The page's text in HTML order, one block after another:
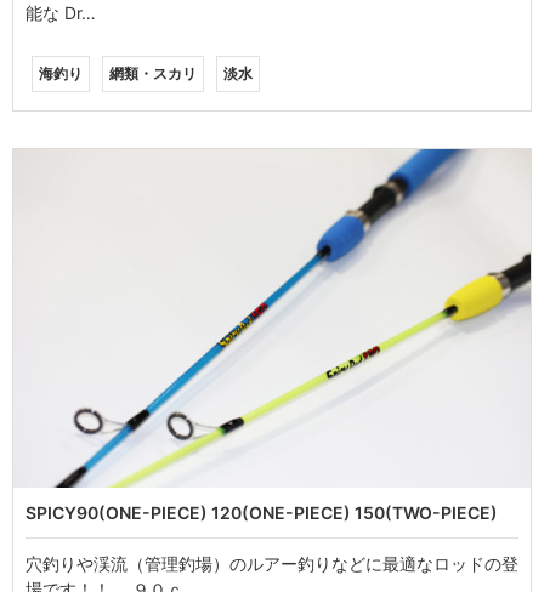
能な Dr…
海釣り 網類・スカリ 淡水
SPICY90(ONE-PIECE) 120(ONE-PIECE) 150(TWO-PIECE)
穴釣りや渓流（管理釣場）のルアー釣りなどに最適なロッドの登